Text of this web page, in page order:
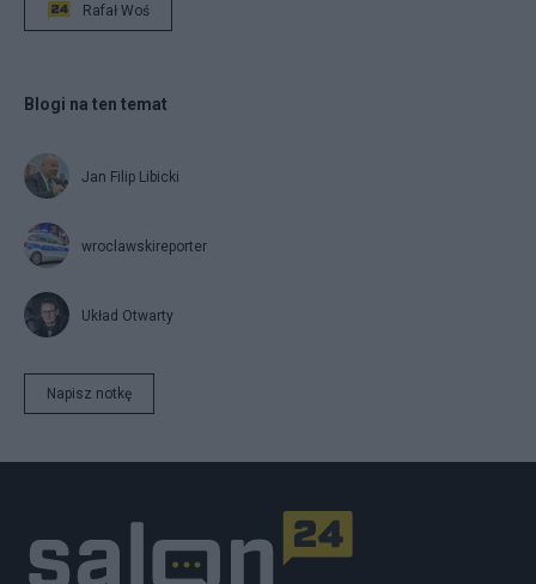
Rafał Woś
Blogi na ten temat
Jan Filip Libicki
wroclawskireporter
Układ Otwarty
Napisz notkę